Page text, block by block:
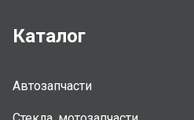
Каталог
Автозапчасти